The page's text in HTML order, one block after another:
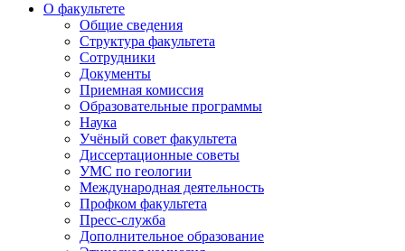
О факультете
Общие сведения
Структура факультета
Сотрудники
Документы
Приемная комиссия
Образовательные программы
Наука
Учёный совет факультета
Диссертационные советы
УМС по геологии
Международная деятельность
Профком факультета
Пресс-служба
Дополнительное образование